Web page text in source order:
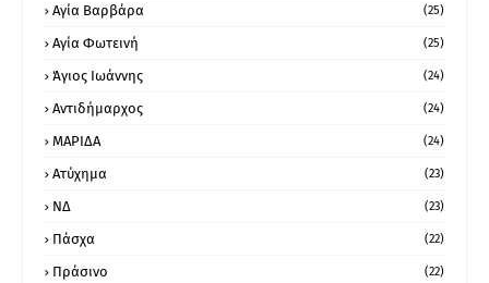
Αγία Βαρβάρα (25)
Αγία Φωτεινή (25)
Άγιος Ιωάννης (24)
Αντιδήμαρχος (24)
ΜΑΡΙΔΑ (24)
Ατύχημα (23)
ΝΔ (23)
Πάσχα (22)
Πράσινο (22)